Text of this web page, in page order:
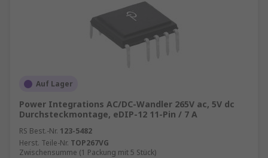
Auf Lager
Power Integrations AC/DC-Wandler 265V ac, 5V dc
Durchsteckmontage, eDIP-12 11-Pin / 7 A
RS Best.-Nr. 123-5482
Herst. Teile-Nr. TOP267VG
Zwischensumme (1 Packung mit 5 Stück)